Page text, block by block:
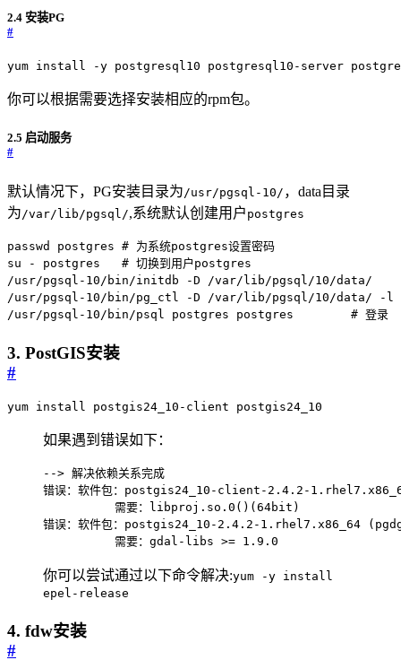
2.4 安装PG
#
yum install -y postgresql10 postgresql10-server
你可以根据需要选择安装相应的rpm包。
2.5 启动服务
#
默认情况下，PG安装目录为/usr/pgsql-10/ ，data目录
为/var/lib/pgsql/,系统默认创建用户 postgres
/usr/pgsql-10/bin/psql postgres postgres	# 登录
3. PostGIS安装
#
yum install postgis24_10-client postgis24_10
如果遇到错误如下：
          需要：gdal-libs >= 1.9.0
你可以尝试通过以下命令解决:yum -y install
epel-release
4. fdw安装
#